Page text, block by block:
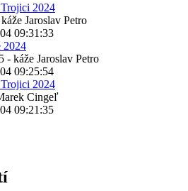
2024
Jaroslav Petro
09:31:33
2024
- káže Jaroslav Petro
09:25:54
2024
Cingeľ
09:21:35